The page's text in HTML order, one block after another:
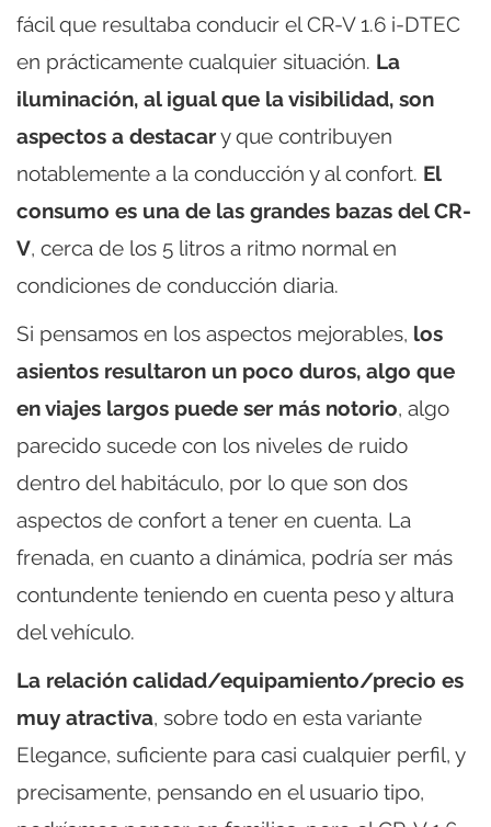
fácil que resultaba conducir el CR-V 1.6 i-DTEC
en prácticamente cualquier situación. La
iluminación, al igual que la visibilidad, son
aspectos a destacary que contribuyen
notablemente a la conducción y al confort. El
consumo es una de las grandes bazas del CR-
V, cerca de los 5 litros a ritmo normal en
condiciones de conducción diaria.
Si pensamos en los aspectos mejorables, los
asientos resultaron un poco duros, algo que
en viajes largos puede ser más notorio, algo
parecido sucede con los niveles de ruido
dentro del habitáculo, por lo que son dos
aspectos de confort a tener en cuenta. La
frenada, en cuanto a dinámica, podría ser más
contundente teniendo en cuenta peso y altura
del vehículo.
La relación calidad/equipamiento/precio es
muy atractiva, sobre todo en esta variante
Elegance, suficiente para casi cualquier perfil, y
precisamente, pensando en el usuario tipo,